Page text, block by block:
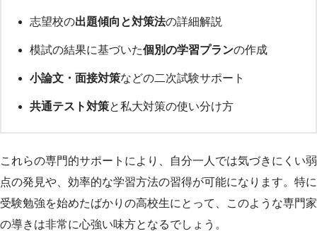
志望校の出題傾向と対策法の詳細解説
模試の結果に基づいた個別の学習プランの作成
小論文・面接対策などの二次試験サポート
共通テスト対策と私大対策の使い分け方
これらの専門的サポートにより、自分一人では気づきにくい弱
点の発見や、効率的な学習方法の習得が可能になります。特に
受験勉強を始めたばかりの高校生にとって、このような専門家
の導きは非常に心強い味方となるでしょう。